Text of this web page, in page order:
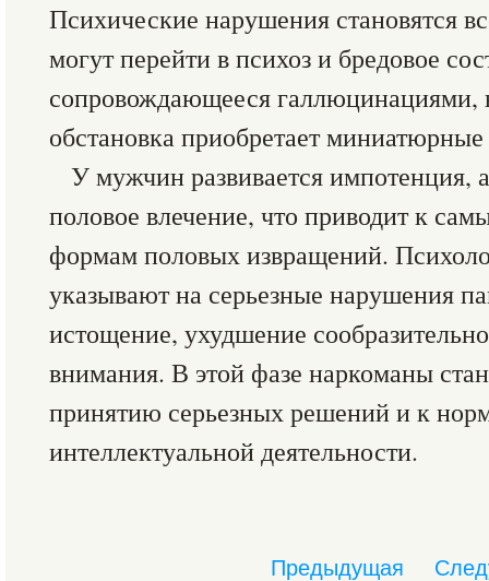
Психические нарушения становятся
могут перейти в психоз и бредовое
сопровождающееся
обстановка приобретает
У мужчин развивается импотенция,
половое влечение, что приводит к
формам половых извращений.
указывают на серьезные нарушения
истощение, ухудшение
внимания. В этой фазе наркоманы
принятию серьезных решений и к
интеллектуальной деятельности.
Предыдущая